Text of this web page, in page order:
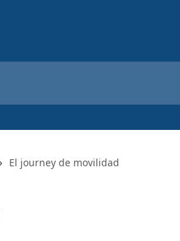
El journey de movilidad